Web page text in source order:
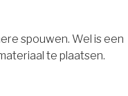
spouwen. Wel is een
te plaatsen.